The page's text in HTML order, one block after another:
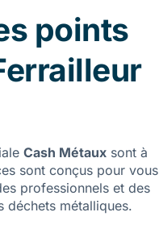
points
Cash Métaux sont à
sont conçus pour vous
professionnels et des
déchets métalliques.